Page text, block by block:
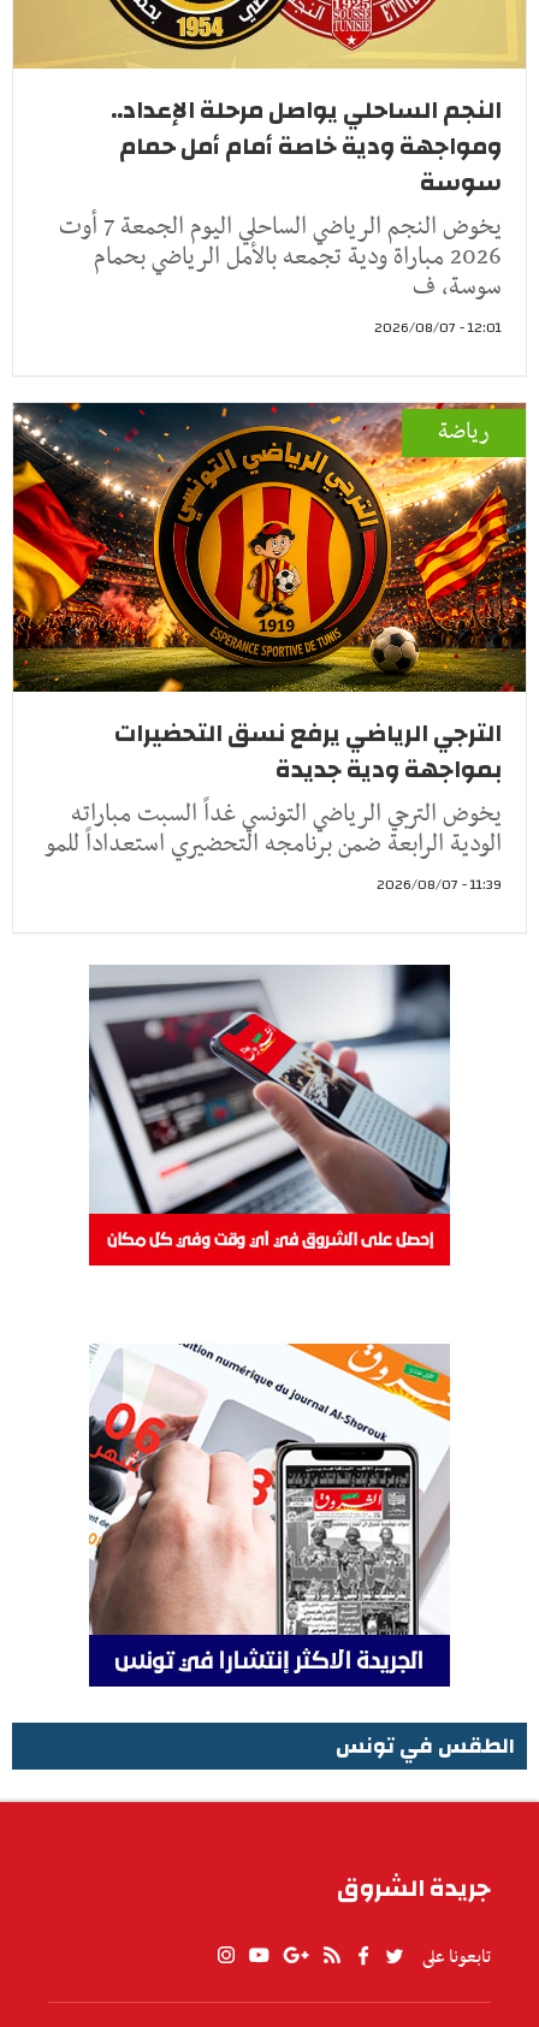
النجم الساحلي يواصل مرحلة الإعداد..
ومواجهة ودية خاصة أمام أمل حمام
سوسة
يخوض النجم الرياضي الساحلي اليوم الجمعة 7 أوت
2026 مباراة ودية تجمعه بالأمل الرياضي بحمام
سوسة، ف
12:01 - 2026/08/07
رياضة
الترجي الرياضي يرفع نسق التحضيرات
بمواجهة ودية جديدة
يخوض الترجي الرياضي التونسي غداً السبت مباراته
الودية الرابعة ضمن برنامجه التحضيري استعداداً للمو
11:39 - 2026/08/07
الطقس في تونس
جريدة الشروق
تابعونا على